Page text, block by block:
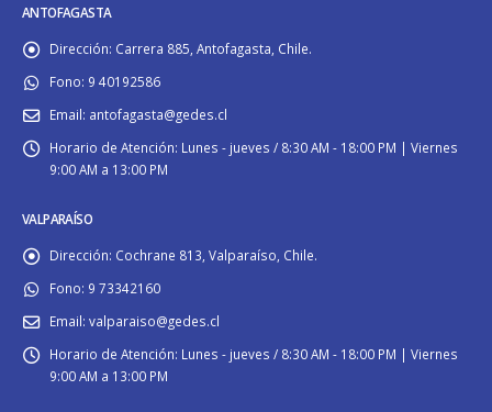
ANTOFAGASTA
Dirección: Carrera 885, Antofagasta, Chile.
Fono: 9 40192586
Email: antofagasta@gedes.cl
Horario de Atención: Lunes - jueves / 8:30 AM - 18:00 PM | Viernes
9:00 AM a 13:00 PM
VALPARAÍSO
Dirección: Cochrane 813, Valparaíso, Chile.
Fono: 9 73342160
Email: valparaiso@gedes.cl
Horario de Atención: Lunes - jueves / 8:30 AM - 18:00 PM | Viernes
9:00 AM a 13:00 PM